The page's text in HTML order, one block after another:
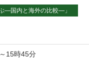
―国内と海外の比較―」
15時45分